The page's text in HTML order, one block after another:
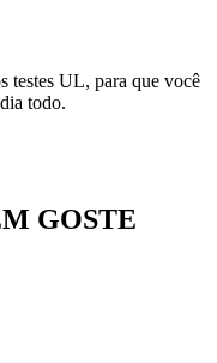
testes UL, para que você
todo.
GOSTE